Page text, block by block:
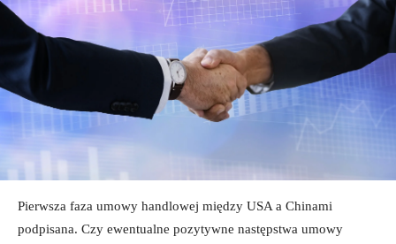
Pierwsza faza umowy handlowej między USA a Chinami
podpisana. Czy ewentualne pozytywne następstwa umowy